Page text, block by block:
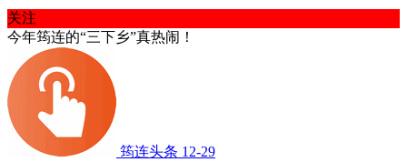
关注
今年筠连的“三下乡”真热闹！
筠连头条 12-29